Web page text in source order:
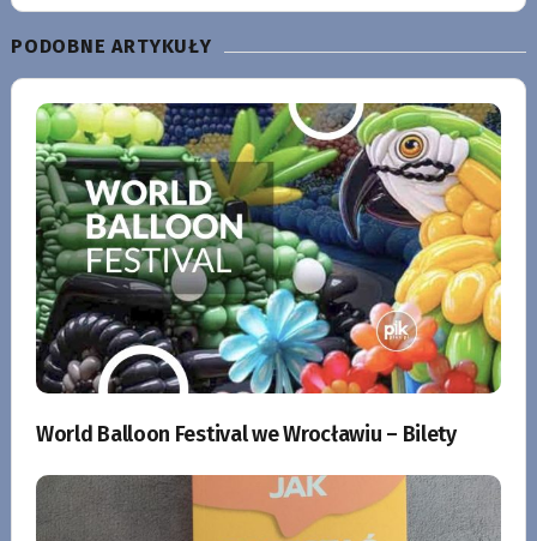
PODOBNE ARTYKUŁY
World Balloon Festival we Wrocławiu – Bilety